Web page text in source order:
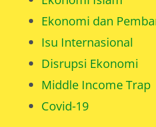
Ekonomi Islam
Ekonomi dan
Isu Internasional
Disrupsi Ekonomi
Middle Income Trap
Covid-19